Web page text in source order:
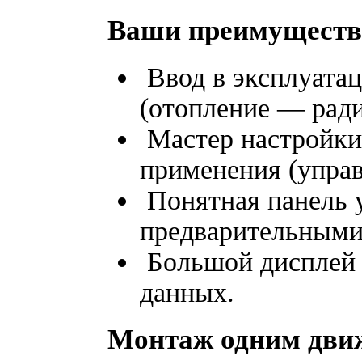
Ваши
Ввод в
(отопление —
Мастер
применения
Понятная панель
Большой
данных.
Монтаж одним